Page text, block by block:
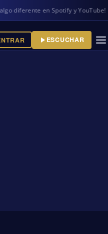
diferente en Spotify y YouTube!
ESCUCHAR